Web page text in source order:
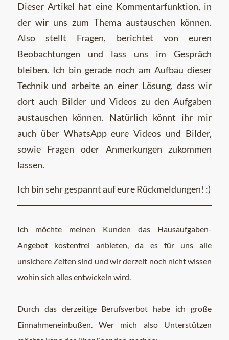
Dieser Artikel hat eine Kommentarfunktion, in
der wir uns zum Thema austauschen können.
Also stellt Fragen, berichtet von euren
Beobachtungen und lass uns im Gespräch
bleiben. Ich bin gerade noch am Aufbau dieser
Technik und arbeite an einer Lösung, dass wir
dort auch Bilder und Videos zu den Aufgaben
austauschen können. Natürlich könnt ihr mir
auch über WhatsApp eure Videos und Bilder,
sowie Fragen oder Anmerkungen zukommen
lassen.
Ich bin sehr gespannt auf eure Rückmeldungen! :)
Ich möchte meinen Kunden das Hausaufgaben-
Angebot kostenfrei anbieten, da es für uns alle
unsichere Zeiten sind und wir derzeit noch nicht wissen
wohin sich alles entwickeln wird.
Durch das derzeitige Berufsverbot habe ich große
Einnahmeneinbußen. Wer mich also Unterstützen